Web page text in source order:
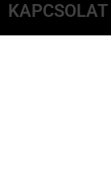
KAPCSOLAT